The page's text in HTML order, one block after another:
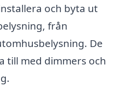
och byta ut
från
De
till med dimmers och